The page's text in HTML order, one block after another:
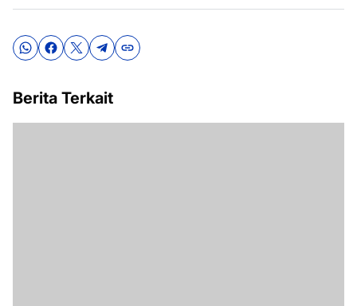
Berita Terkait